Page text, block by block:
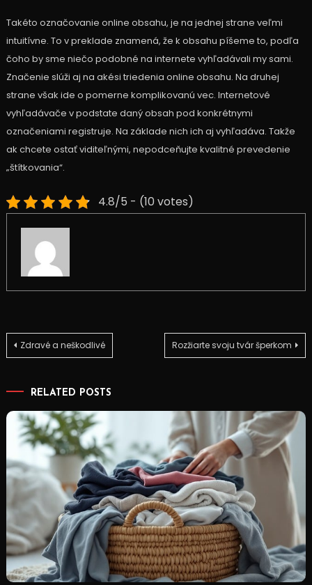
Takéto označovanie online obsahu, je na jednej strane veľmi
intuitívne. To v preklade znamená, že k obsahu píšeme to, podľa
čoho by sme niečo podobné na internete vyhľadávali my sami.
Značenie slúži aj na akési triedenia online obsahu. Na druhej
strane však ide o pomerne komplikovanú vec. Internetové
vyhľadávače v podstate daný obsah pod konkrétnymi
označeniami registruje. Na základe nich ich aj vyhľadáva. Takže
ak chcete ostať viditeľnými, nepodceňujte kvalitné prevedenie
„štítkovania“.
4.8/5 - (10 votes)
Navigace
příspěvek
Zdravé a neškodlivé Rozžiarte svoju tvár šperkom
RELATED POSTS